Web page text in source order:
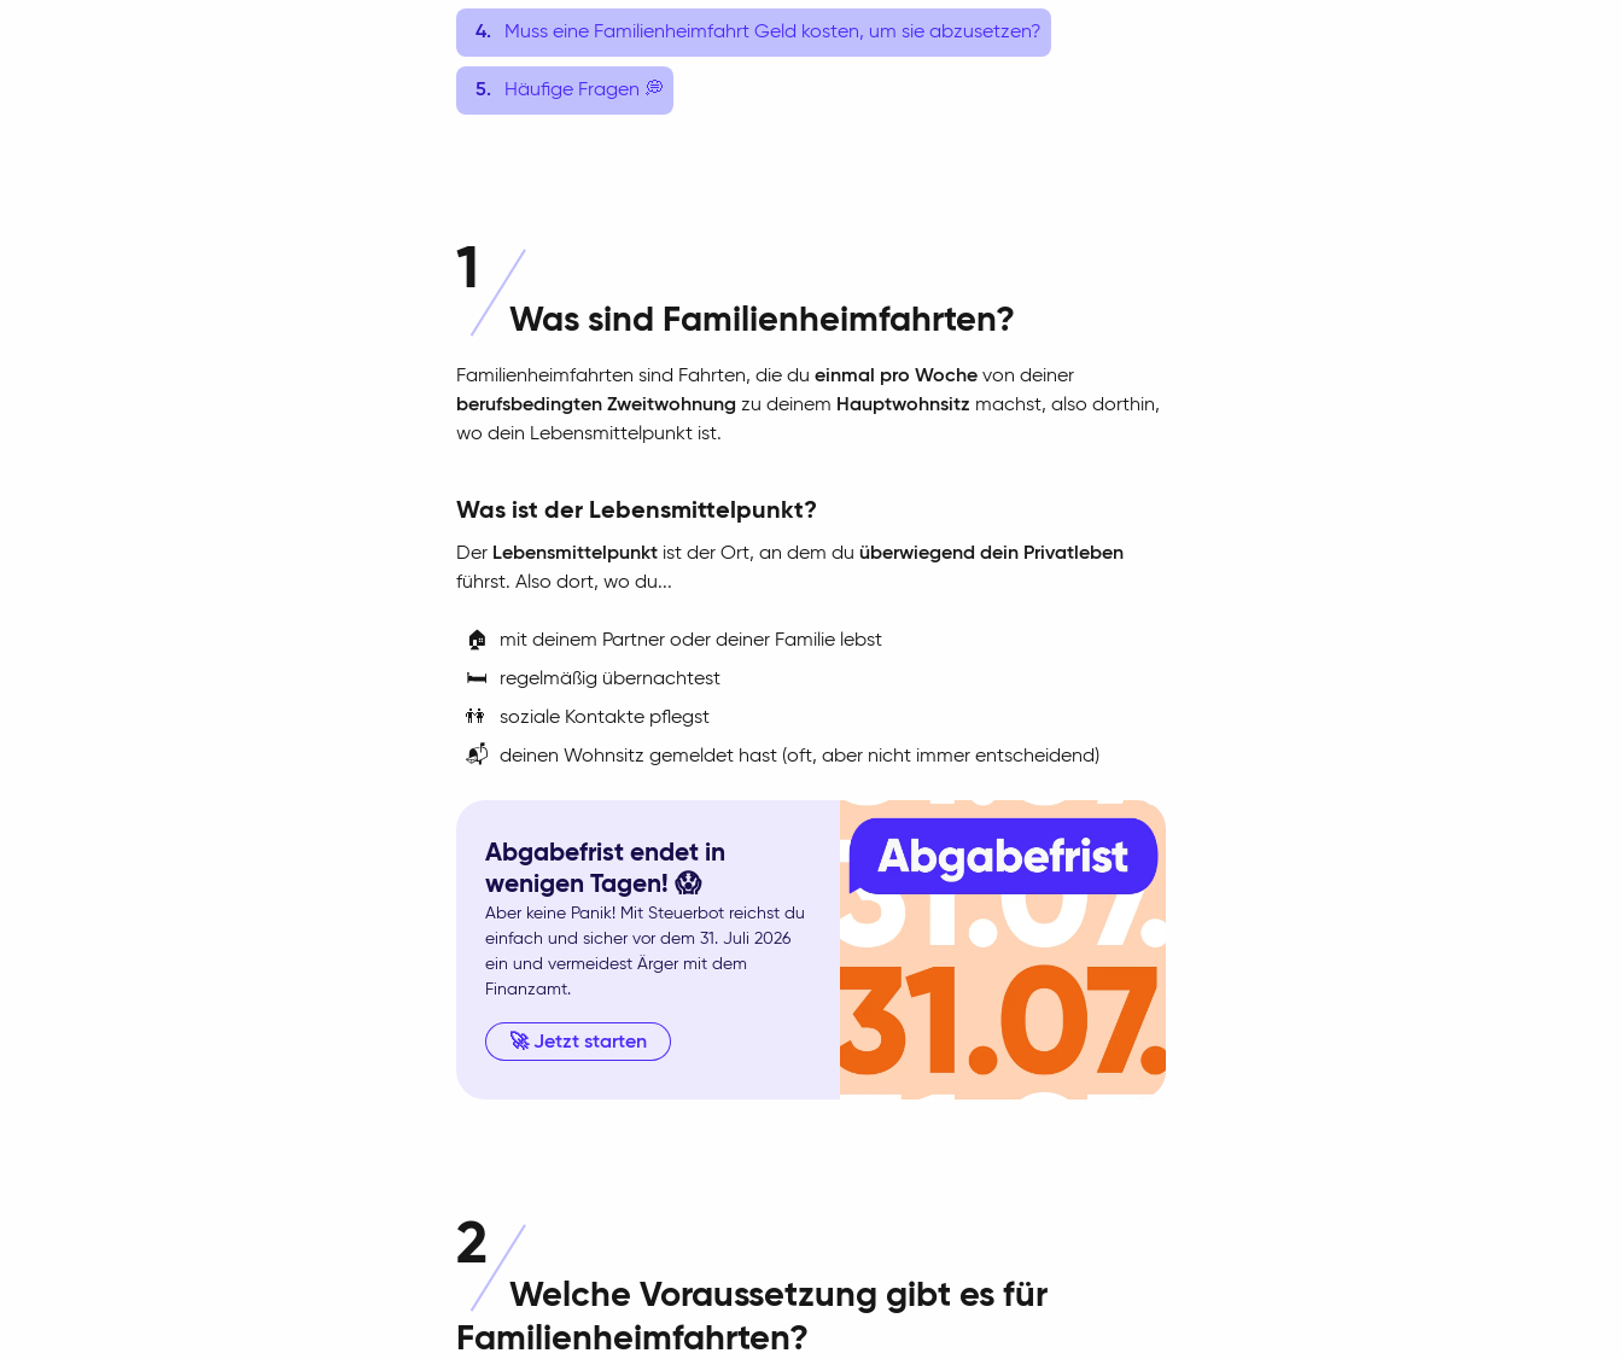
Muss eine Familienheimfahrt Geld kosten, um sie abzusetzen?
Häufige Fragen 💭
1
Was sind Familienheimfahrten?
Familienheimfahrten sind Fahrten, die du einmal pro Woche von deiner
berufsbedingten Zweitwohnung zu deinem Hauptwohnsitz machst, also dorthin,
wo dein Lebensmittelpunkt ist.
Was ist der Lebensmittelpunkt?
Der Lebensmittelpunkt ist der Ort, an dem du überwiegend dein Privatleben
führst. Also dort, wo du...
🏠
mit deinem Partner oder deiner Familie lebst
🛏️
regelmäßig übernachtest
👫
soziale Kontakte pflegst
📬
deinen Wohnsitz gemeldet hast (oft, aber nicht immer entscheidend)
Abgabefrist endet in
wenigen Tagen! 😱
Aber keine Panik! Mit Steuerbot reichst du
einfach und sicher vor dem 31. Juli 2026
ein und vermeidest Ärger mit dem
Finanzamt.
🚀 Jetzt starten
2
Welche Voraussetzung gibt es für
Familienheimfahrten?